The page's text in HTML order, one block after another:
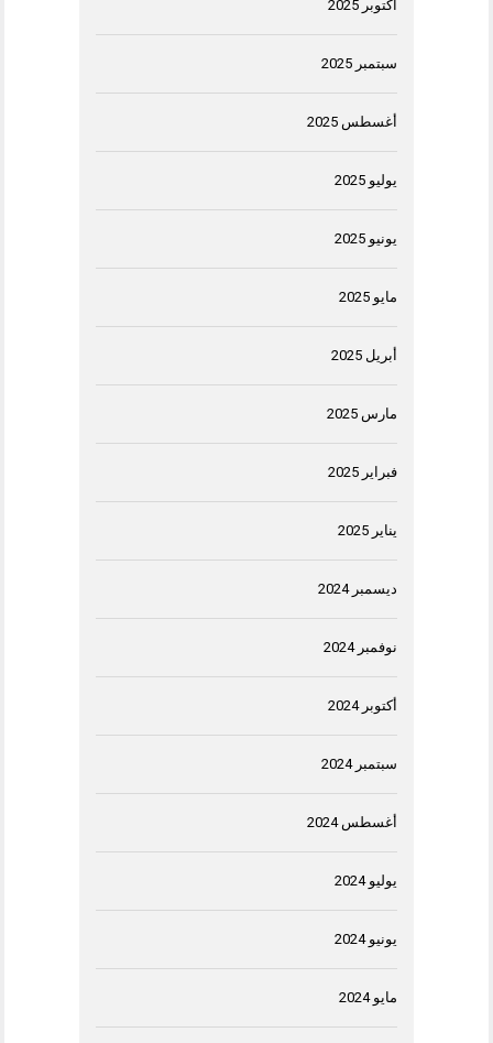
أكتوبر 2025
سبتمبر 2025
أغسطس 2025
يوليو 2025
يونيو 2025
مايو 2025
أبريل 2025
مارس 2025
فبراير 2025
يناير 2025
ديسمبر 2024
نوفمبر 2024
أكتوبر 2024
سبتمبر 2024
أغسطس 2024
يوليو 2024
يونيو 2024
مايو 2024